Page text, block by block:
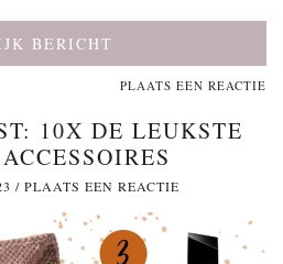
BERICHT
PLAATS EEN REACTIE
10X DE LEUKSTE
/ PLAATS EEN REACTIE